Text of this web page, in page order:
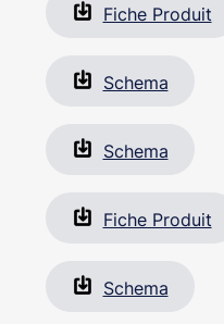
Fiche Produit
Schema
Schema
Fiche Produit
Schema